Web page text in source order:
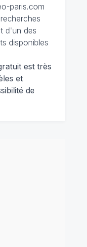
paris.com
d'un des
disponibles
est très
et
de